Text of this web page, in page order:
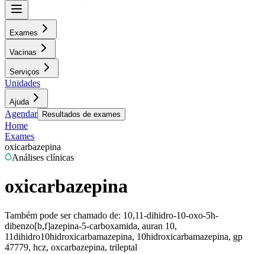
Exames
Vacinas
Serviços
Unidades
Ajuda
Agendar Resultados de exames
Home
Exames
oxicarbazepina
Análises clínicas
oxicarbazepina
Também pode ser chamado de: 10,11-dihidro-10-oxo-5h-
dibenzo[b,f]azepina-5-carboxamida, auran 10,
11dihidro10hidroxicarbamazepina, 10hidroxicarbamazepina, gp
47779, hcz, oxcarbazepina, trileptal